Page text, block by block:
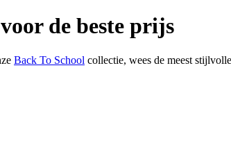
de beste prijs
Back To School collectie, wees de meest